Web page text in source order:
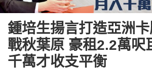
鍾培生揚言打造亞洲
戰秋葉原 豪租2.2萬呎
千萬才收支平衡